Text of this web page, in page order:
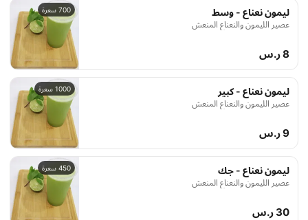
700 سعرة ليمون نعناع - وسط
عصير الليمون والنعناع المنعش
8 ر.س
1000 سعرة ليمون نعناع - كبير
عصير الليمون والنعناع المنعش
9 ر.س
450 سعرة ليمون نعناع - جك
عصير الليمون والنعناع المنعش
30 ر.س